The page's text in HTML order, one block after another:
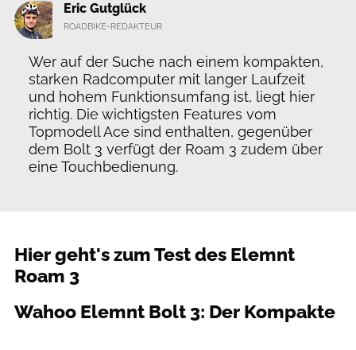
Eric Gutglück
ROADBIKE-REDAKTEUR
Wer auf der Suche nach einem kompakten,
starken Radcomputer mit langer Laufzeit
und hohem Funktionsumfang ist, liegt hier
richtig. Die wichtigsten Features vom
Topmodell Ace sind enthalten, gegenüber
dem Bolt 3 verfügt der Roam 3 zudem über
eine Touchbedienung.
Hier geht's zum Test des Elemnt
Roam 3
Wahoo Elemnt Bolt 3: Der Kompakte